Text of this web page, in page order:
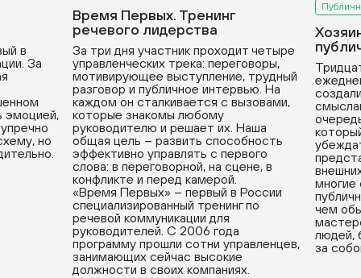
в
За
эмоцией,
но
Время Первых. Тренинг
речевого лидерства
За три дня участник проходит четыре
управленческих трека: переговоры,
мотивирующее выступление, трудный
разговор и публичное интервью. На
каждом он сталкивается с вызовами,
которые знакомы любому
руководителю и решает их. Наша
общая цель – развить способность
эффективно управлять с первого
слова: в переговорной, на сцене, в
конфликте и перед камерой.
«Время Первых» – первый в России
специализированный тренинг по
речевой коммуникации для
руководителей. С 2006 года
программу прошли сотни управленцев,
занимающих сейчас высокие
должности в своих компаниях.
многие
чем
людей,
за